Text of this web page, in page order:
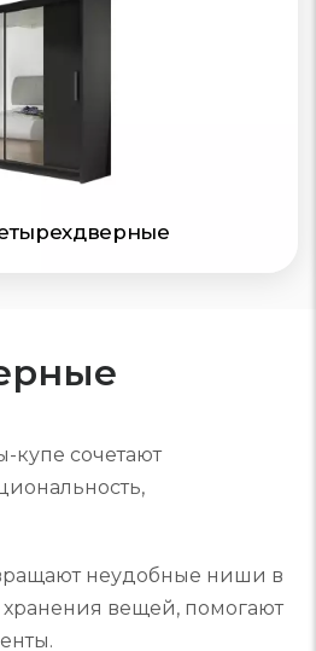
сочетают
неудобные ниши в
вещей, помогают